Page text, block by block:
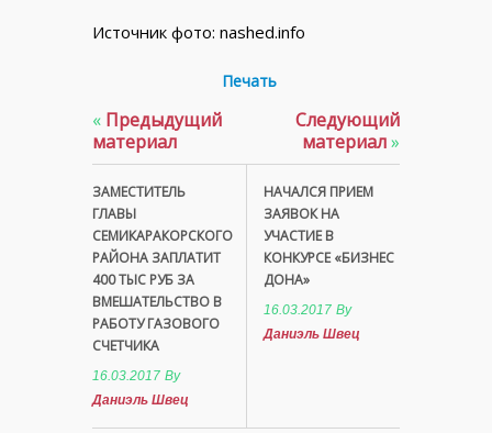
Источник фото: nashed.info
Печать
« Предыдущий
материал
ЗАМЕСТИТЕЛЬ
ГЛАВЫ
СЕМИКАРАКОРСКОГО
РАЙОНА ЗАПЛАТИТ
400 ТЫС РУБ ЗА
ВМЕШАТЕЛЬСТВО В
РАБОТУ ГАЗОВОГО
СЧЕТЧИКА
16.03.2017 By
Даниэль Швец
Следующий
материал»
НАЧАЛСЯ ПРИЕМ
ЗАЯВОК НА
УЧАСТИЕ В
КОНКУРСЕ «БИЗНЕС
ДОНА»
16.03.2017 By
Даниэль Швец